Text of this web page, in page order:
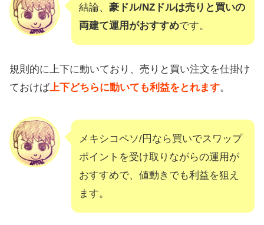
結論、 豪ドル/NZドルは売りと買いの
両建て運用がおすすめです。
規則的に上下に動いており、売りと買い注文を仕掛け
ておけば上下どちらに動いても利益をとれます。
メキシコペソ/円なら買いでスワップ
ポイントを受け取りながらの運用が
おすすめで、値動きでも利益を狙え
ます。